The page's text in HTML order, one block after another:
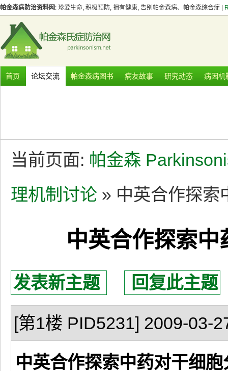
帕金森病防治资料网 : 珍爱生命, 积极预防, 拥有健康, 告别帕金森病、帕金森综合症 |
首页 论坛交流 帕金森病图书 病友故事 研究动态 病因机
当前页面: 帕金森
理机制讨论 » 中英合作探索
中英合作探索
发表新主题 回复此主题
[第1楼 PID5231] 2009-03-
中英合作探索中药对干细